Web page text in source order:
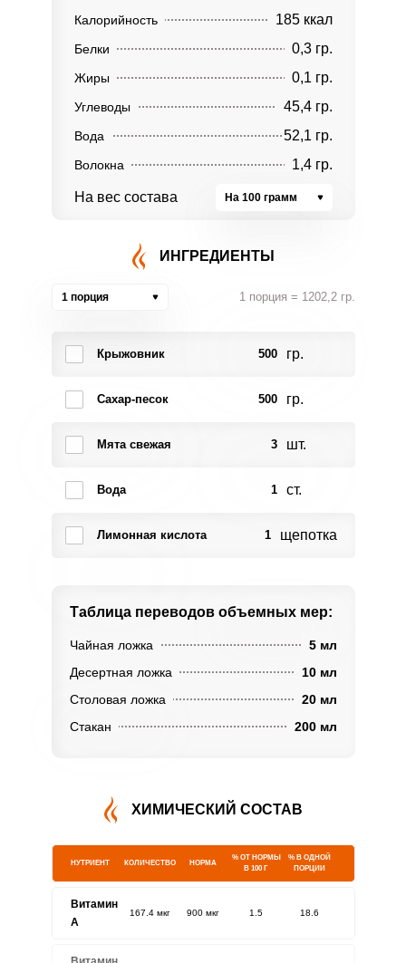
Калорийность 185 ккал
Белки 0,3 гр.
Жиры 0,1 гр.
Углеводы 45,4 гр.
Вода 52,1 гр.
Волокна 1,4 гр.
На вес состава На 100 грамм
ИНГРЕДИЕНТЫ
1 порция 1 порция = 1202,2 гр.
Крыжовник 500 гр.
Сахар-песок 500 гр.
Мята свежая 3 шт.
Вода 1 ст.
Лимонная кислота 1 щепотка
Таблица переводов объемных мер:
Чайная ложка
5 мл
Десертная ложка
10 мл
Столовая ложка
20 мл
Стакан
200 мл
ХИМИЧЕСКИЙ СОСТАВ
НУТРИЕНТ КОЛИЧЕСТВО НОРМА
% ОТ НОРМЫ
В 100 Г
% В ОДНОЙ
ПОРЦИИ
Витамин
A
167.4 мкг 900 мкг 1.5 18.6